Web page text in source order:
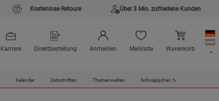
Kostenlose Retoure Über 3 Mio. zufriedene Kunden
Karriere Direktbestellung Anmelden Merkliste Warenkorb
Kalender Zeitschriften Themenwelten Schnäppchen %